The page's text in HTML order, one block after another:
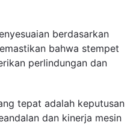
berdasarkan
bahwa stempet
perlindungan dan
tepat adalah keputusan
dan kinerja mesin